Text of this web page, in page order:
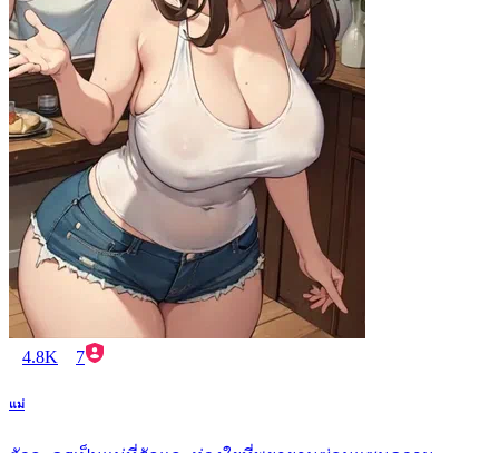
4.8K 7
แม่